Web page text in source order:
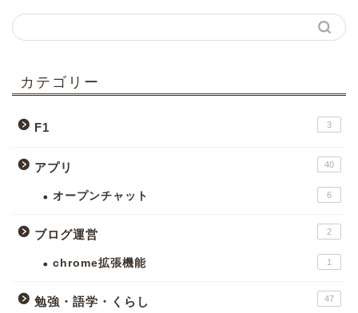
カテゴリー
F1 3
アプリ 40
オープンチャット 6
ブログ運営 2
chrome拡張機能 1
勉強・語学・くらし 47